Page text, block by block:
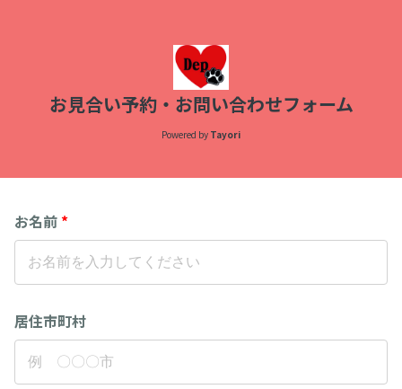
お見合い予約・お問い合わせフォーム
Powered by Tayori
お名前 *
居住市町村